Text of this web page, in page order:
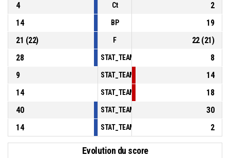
4
Ct
2
14
BP
19
21 (22) F 22(21)
28
8
9
14
14
18
40
30
14
2
Evolution du score